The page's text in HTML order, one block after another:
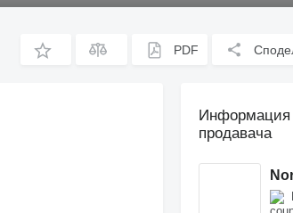
PDF
Информация
продавача